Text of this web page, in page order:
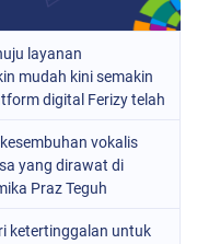
layanan
mudah kini semakin
digital Ferizy telah
vokalis
yang dirawat di
Praz Teguh
Project day 2. "Lekas
ketertinggalan untuk